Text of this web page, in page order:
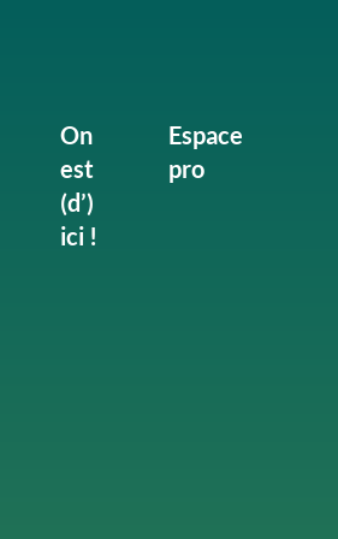
On
est
(d’)
ici !
Espace
pro